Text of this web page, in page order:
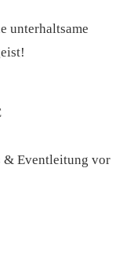
unterhaltsame
& Eventleitung vor